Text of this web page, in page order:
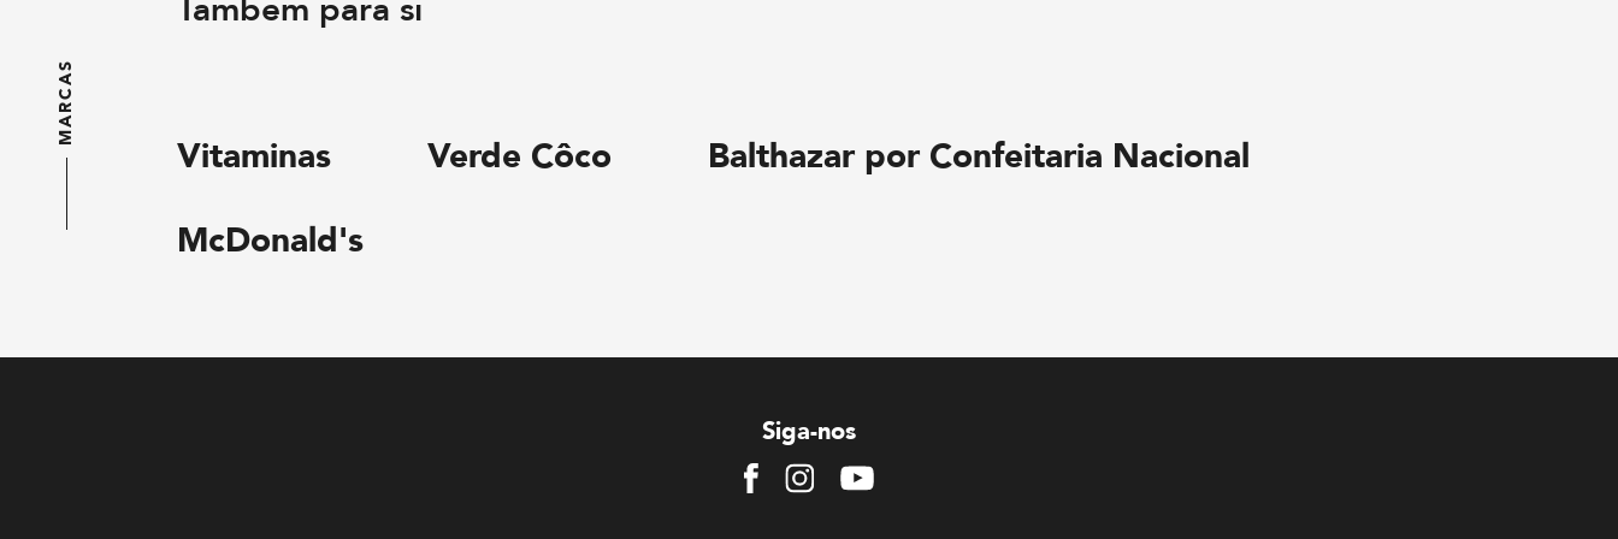
MARCAS
Também para si
Vitaminas Verde Côco
Balthazar por Confeitaria Nacional
McDonald's
Siga-nos
FacebookInstagramYoutube